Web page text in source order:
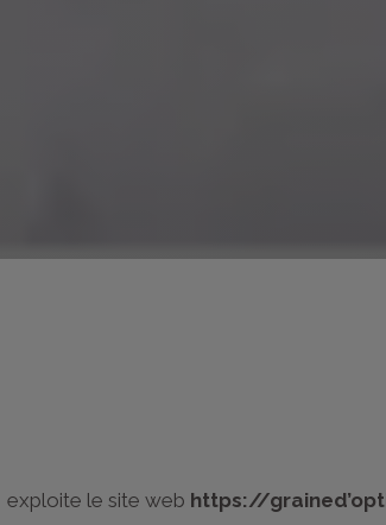
exploite le site web https://